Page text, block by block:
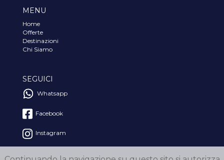
MENU
Home
Offerte
Destinazioni
Chi Siamo
SEGUICI
Whatsapp
Facebook
Instagram